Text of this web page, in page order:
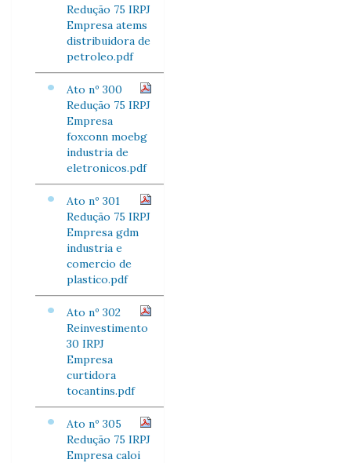
Redução 75 IRPJ
Empresa atems
distribuidora de
petroleo.pdf
Ato nº 300
Redução 75 IRPJ
Empresa
foxconn moebg
industria de
eletronicos.pdf
Ato nº 301
Redução 75 IRPJ
Empresa gdm
industria e
comercio de
plastico.pdf
Ato nº 302
Reinvestimento
30 IRPJ
Empresa
curtidora
tocantins.pdf
Ato nº 305
Redução 75 IRPJ
Empresa caloi